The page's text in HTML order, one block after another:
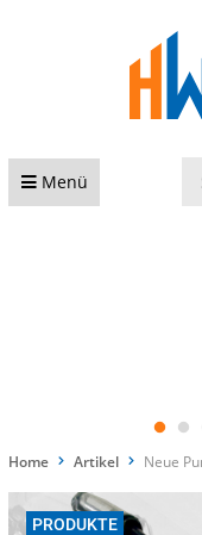
Menü
Home Artikel Neue
PRODUKTE